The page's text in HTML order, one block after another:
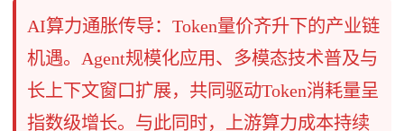
AI算力通胀传导：Token量价齐升下的产业链
机遇。Agent规模化应用、多模态技术普及与
长上下文窗口扩展，共同驱动Token消耗量呈
指数级增长。与此同时，上游算力成本持续